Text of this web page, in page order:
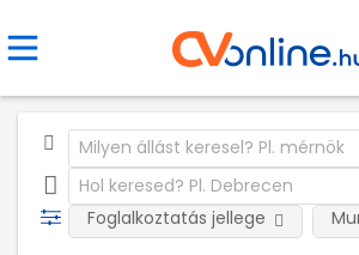
Foglalkoztatás jellege